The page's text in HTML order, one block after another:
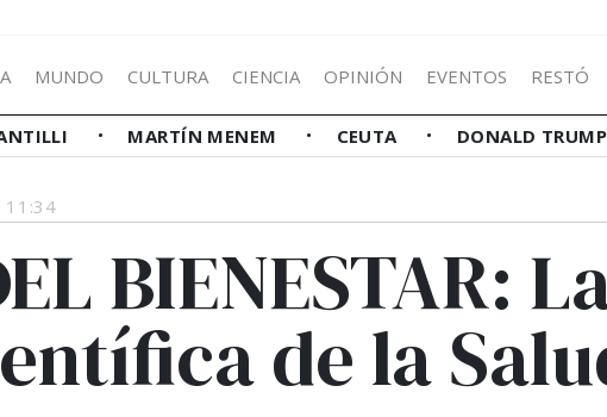
MUNDO CULTURA CIENCIA OPINIÓN EVENTOS RESTÓ
MARTÍN MENEM CEUTA DONALD TRUMP
BIENESTAR:
de la